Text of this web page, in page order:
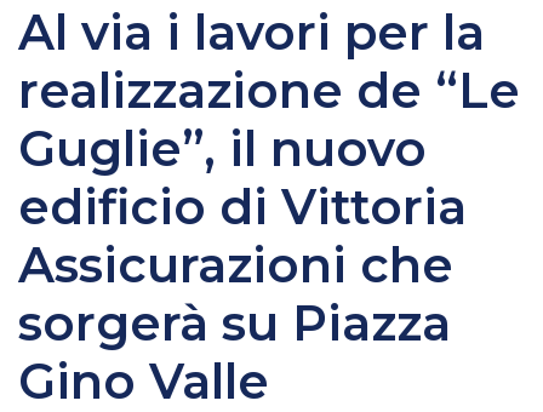
Al via i lavori per la
realizzazione de “Le
Guglie”, il nuovo
edificio di Vittoria
Assicurazioni che
sorgerà su Piazza
Gino Valle